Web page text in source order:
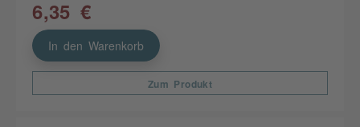
6,35 €
In den Warenkorb
Zum Produkt